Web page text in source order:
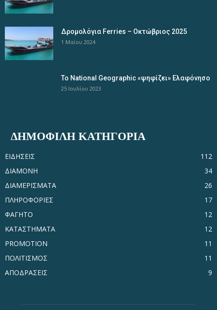
Δρομολόγια Ferries – Οκτώβριος 2025
1 Μαΐου 2024
Το National Geographic «ψηφίζει» Ελαφόνησο
25 Ιουλίου 2023
ΔΗΜΟΦΙΛΗ ΚΑΤΗΓΟΡΙΑ
ΕΙΔΗΣΕΙΣ
112
ΔΙΑΜΟΝΗ
34
ΔΙΑΜΕΡΙΣΜΑΤΑ
26
ΠΛΗΡΟΦΟΡΙΕΣ
17
ΦΑΓΗΤΟ
12
ΚΑΤΑΣΤΗΜΑΤΑ
12
PROMOTION
11
ΠΟΛΙΤΙΣΜΟΣ
11
ΑΠΟΔΡΑΣΕΙΣ
9